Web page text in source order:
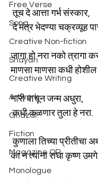
Free Verse
Song
Creative Non-fiction
Shayari
Creative Writing
Artwork
Ghazal
Fiction
Magazine QR
Monologue
तूच दे आत्ता गर्भ संस्कार,
दे मंत्र भेदण्या चक्रव्यूह
जागा हो नरा नको त्रागा
माणसा माणसा कधी
नारी वाचून जन्म अधुरा,
कधी कळणार तुला हे नरा.
कुणाला तिच्या प्रीतीचा
का न त्यांना राधा कृष्ण उमगे.